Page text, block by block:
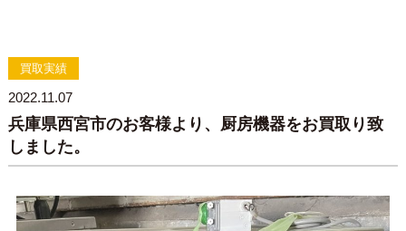
買取実績
2022.11.07
兵庫県西宮市のお客様より、厨房機器をお買取り致
しました。